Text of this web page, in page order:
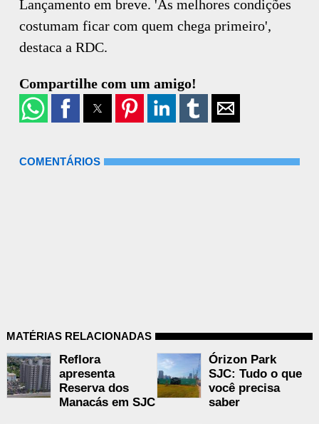
Lançamento em breve. 'As melhores condições
costumam ficar com quem chega primeiro',
destaca a RDC.
Compartilhe com um amigo!
COMENTÁRIOS
MATÉRIAS RELACIONADAS
Reflora
apresenta
Reserva dos
Manacás em SJC
Órizon Park
SJC: Tudo o que
você precisa
saber